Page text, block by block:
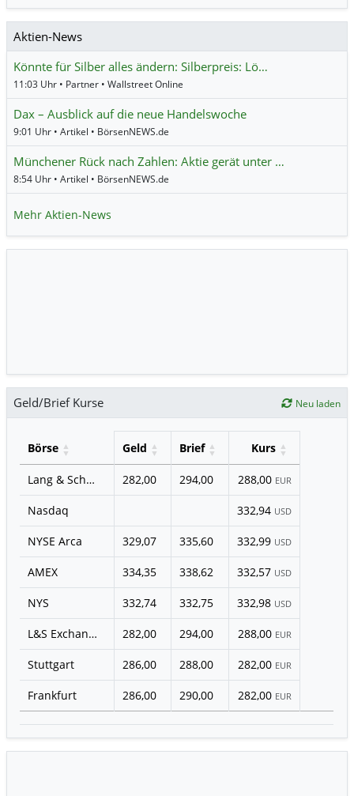
Aktien-News
Könnte für Silber alles ändern: Silberpreis: Lö…
11:03 Uhr • Partner • Wallstreet Online
Dax – Ausblick auf die neue Handelswoche
9:01 Uhr • Artikel • BörsenNEWS.de
Münchener Rück nach Zahlen: Aktie gerät unter …
8:54 Uhr • Artikel • BörsenNEWS.de
Mehr Aktien-News
Geld/Brief Kurse Neu laden
Börse Geld Brief Kurs
Lang & Schwarz 282,00 294,00 288,00 EUR
Nasdaq 332,94 USD
NYSE Arca 329,07 335,60 332,99 USD
AMEX 334,35 338,62 332,57 USD
NYS 332,74 332,75 332,98 USD
L&S Exchange 282,00 294,00 288,00 EUR
Stuttgart 286,00 288,00 282,00 EUR
Frankfurt 286,00 290,00 282,00 EUR